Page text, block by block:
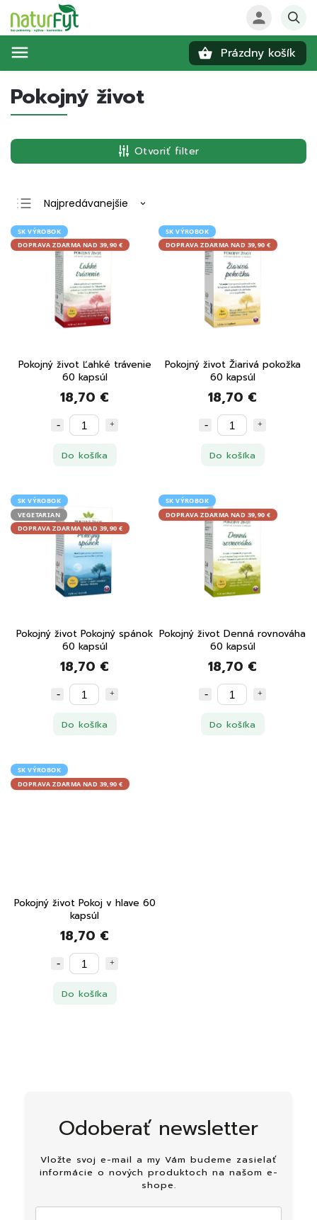
Prázdny košík
Pokojný život
Otvoriť filter
Najpredávanejšie
Najlacnejšie
Najdrahšie
Abecedne
SK VÝROBOK
DOPRAVA ZDARMA NAD 39,90 €
Pokojný život Ľahké trávenie
60 kapsúl
18,70 €
Do košíka
SK VÝROBOK
DOPRAVA ZDARMA NAD 39,90 €
Pokojný život Žiarivá pokožka
60 kapsúl
18,70 €
Do košíka
SK VÝROBOK
VEGETARIAN
DOPRAVA ZDARMA NAD 39,90 €
Pokojný život Pokojný spánok
60 kapsúl
18,70 €
Do košíka
SK VÝROBOK
DOPRAVA ZDARMA NAD 39,90 €
Pokojný život Denná rovnováha
60 kapsúl
18,70 €
Do košíka
SK VÝROBOK
DOPRAVA ZDARMA NAD 39,90 €
Pokojný život Pokoj v hlave 60
kapsúl
18,70 €
Do košíka
Odoberať newsletter
Vložte svoj e-mail a my Vám budeme zasielať
informácie o nových produktoch na našom e-
shope.